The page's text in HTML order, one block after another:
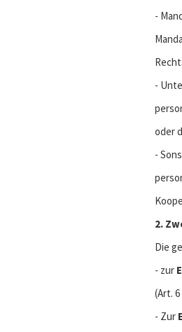
-
-
oder
-
2.
Die
- zur
(Art. 6
- Zur